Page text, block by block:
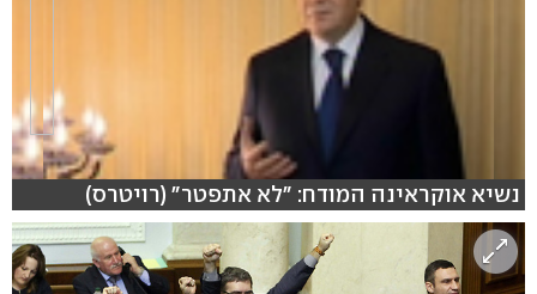
נשיא אוקראינה המודח: "לא אתפטר" (רויטרס)